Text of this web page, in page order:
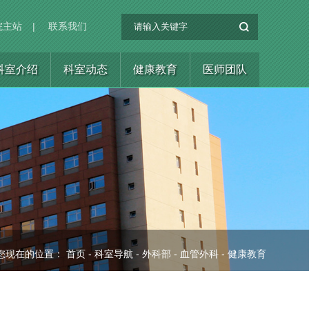
主站 | 联系我们
室介绍 科室动态 健康教育 医师团队
现在的位置： 首页 - 科室导航 - 外科部 - 血管外科 - 健康教育